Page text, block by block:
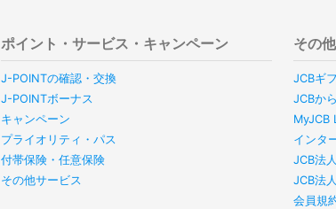
ポイント・サービス・キャンペーン
J-POINTの確認・交換
J-POINTボーナス
キャンペーン
プライオリティ・パス
付帯保険・任意保険
その他サービス
その他
JCBギ
JCBか
MyJCB
インタ
JCB法
JCB法
会員規